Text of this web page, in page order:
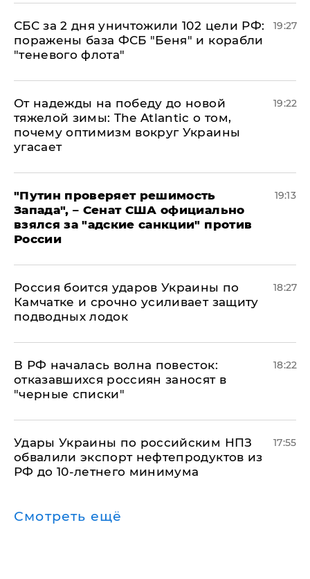
СБС за 2 дня уничтожили 102 цели РФ:
поражены база ФСБ "Беня" и корабли
"теневого флота"
19:27
От надежды на победу до новой
тяжелой зимы: The Atlantic о том,
почему оптимизм вокруг Украины
угасает
19:22
"Путин проверяет решимость
Запада", – Сенат США официально
взялся за "адские санкции" против
России
19:13
Россия боится ударов Украины по
Камчатке и срочно усиливает защиту
подводных лодок
18:27
​В РФ началась волна повесток:
отказавшихся россиян заносят в
"черные списки"
18:22
Удары Украины по российским НПЗ
обвалили экспорт нефтепродуктов из
РФ до 10-летнего минимума
17:55
Смотреть ещё